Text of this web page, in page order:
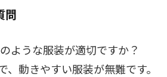
問
ような服装が適切ですか？
、動きやすい服装が無難です。